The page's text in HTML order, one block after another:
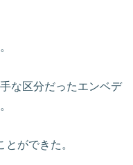
な区分だったエンベデ
ができた。